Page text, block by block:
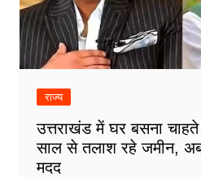
राज्य
उत्तराखंड में घर बसना
साल से तलाश रहे जमीन, अब
मदद